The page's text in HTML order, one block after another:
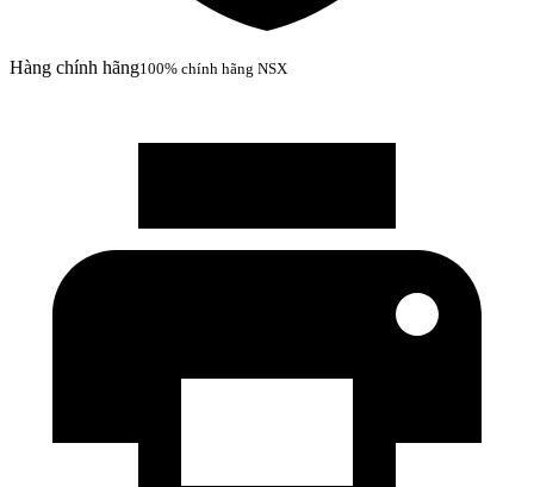
Hàng chính hãng100% chính hãng NSX